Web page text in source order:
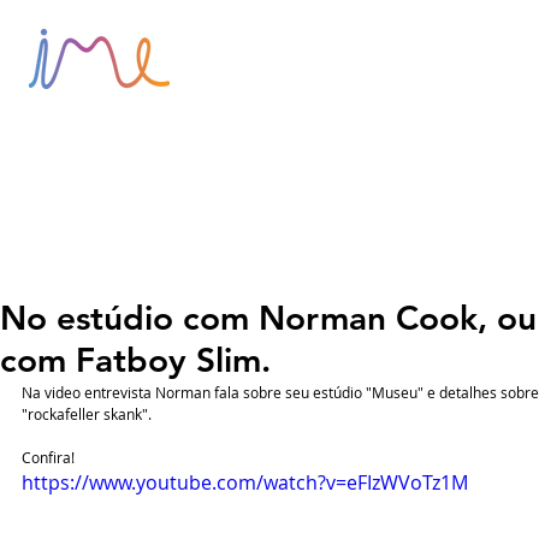
No estúdio com Norman Cook,
com Fatboy Slim.
Na video entrevista Norman fala sobre seu estúdio "Museu" e detalhes
"rockafeller skank".
Confira!
https://www.youtube.com/watch?v=eFIzWVoTz1M